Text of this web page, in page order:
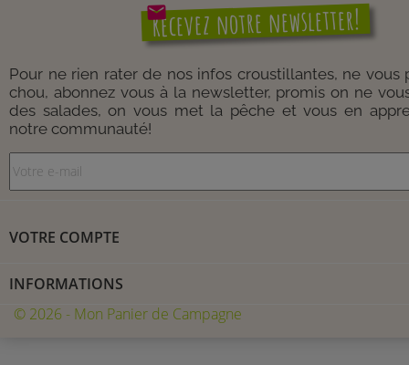
mail
Recevez notre newsletter!
Pour ne rien rater de nos infos croustillantes, ne vous
chou, abonnez vous à la newsletter, promis on ne
des salades, on vous met la pêche et vous en
notre communauté!
VOTRE COMPTE
INFORMATIONS
© 2026 - Mon Panier de Campagne